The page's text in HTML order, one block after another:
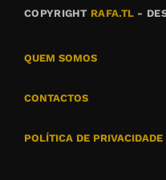
COPYRIGHT RAFA.TL -
QUEM SOMOS
CONTACTOS
POLÍTICA DE PRIVACIDADE